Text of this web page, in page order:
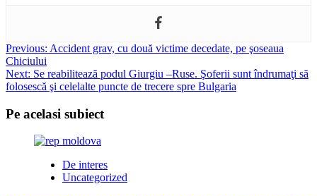
Post
navigation
Previous: Accident grav, cu două victime decedate, pe şoseaua
Chiciului
Next: Se reabilitează podul Giurgiu –Ruse. Şoferii sunt îndrumaţi să
folosescă şi celelalte puncte de trecere spre Bulgaria
Pe acelasi subiect
De interes
Uncategorized